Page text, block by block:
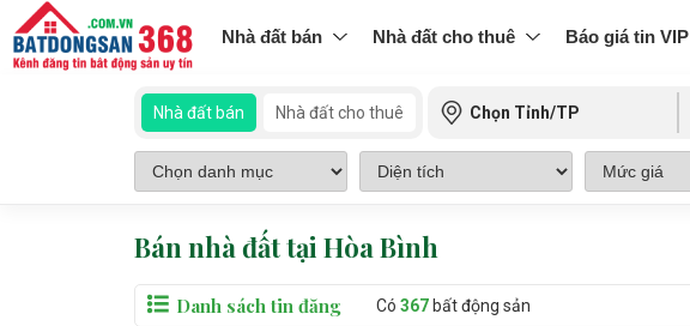
Nhà đất bán Nhà đất cho thuê Báo giá tin VIP
Nhà đất bán Nhà đất cho thuê Chọn Tỉnh/TP
Bán nhà đất tại Hòa Bình
Danh sách tin đăng Có 367 bất động sản